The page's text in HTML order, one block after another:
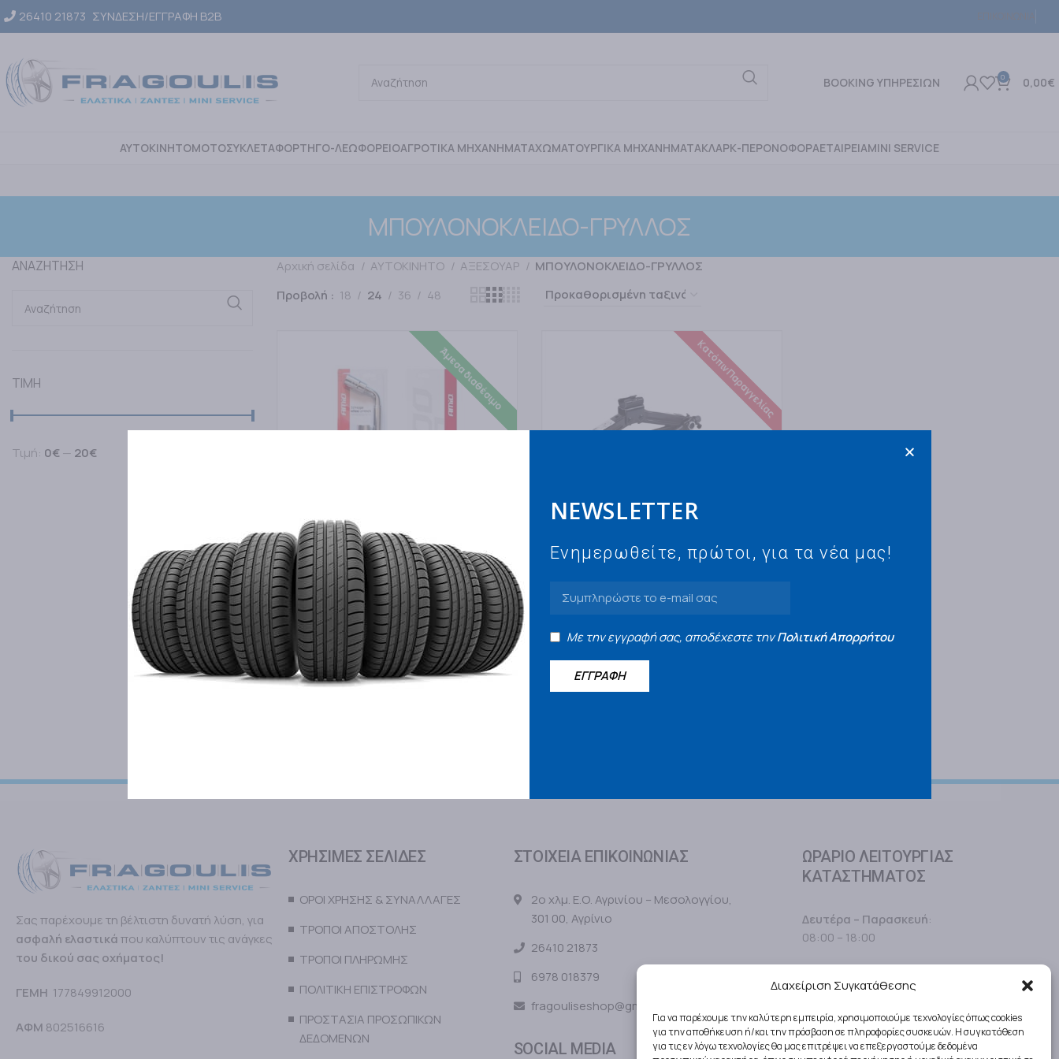
Διαχείριση Συγκατάθεσης
Για να παρέχουμε την καλύτερη εμπειρία, χρησιμοποιούμε τεχνολογίες όπως cookies
για την αποθήκευση ή/και την πρόσβαση σε πληροφορίες συσκευών. Η συγκατάθεση
για τις εν λόγω τεχνολογίες θα μας επιτρέψει να επεξεργαστούμε δεδομένα
26410 21873 ΣΥΝΔΕΣΗ/ΕΓΓΡΑΦΗ Β2Β
BOOKING ΥΠΗΡΕΣΙΩΝ 0 0,00€
ΑΥΤΟΚΙΝΗΤΟΜΟΤΟΣΥΚΛΕΤΑΦΟΡΤΗΓΟ-ΛΕΩΦΟΡΕΙΟΑΓΡΟΤΙΚΑ ΜΗΧΑΝΗΜΑΤΑΧΩΜΑΤΟΥΡΓΙΚΑ ΜΗΧΑΝΗΜΑΤΑΚΛΑΡΚ-ΠΕΡΟΝΟΦΟΡΑΕΤΑΙΡΕΙΑMINI SERVICE
ΜΠΟΥΛΟΝΟΚΛΕΙΔΟ-ΓΡΥΛΛΟΣ
ΑΝΑΖΗΤΗΣΗ
TIMH
Τιμή: 0€ — 20€
Αρχική σελίδα ΑΥΤΟΚΙΝΗΤΟ ΑΞΕΣΟΥΑΡ
ΜΠΟΥΛΟΝΟΚΛΕΙΔΟ-ΓΡΥΛΛΟΣ
Προβολή
18 24 36 48
Άμεσα διαθέσιμο
AMIO
ΜΠΟΥΛΟΝΟΚΛΕΙΔΟ ΤΗΛΕΣΚΟΠΙΚΟ ΑΜΙΟ (17-
19-21-23) 34CM-55CM
ΜΠΟΥΛΟΝΟΚΛΕΙΔΟ-ΓΡΥΛΛΟΣ
15,00 €
Κατόπιν Παραγγελίας
ΓΡΥΛΛΟΣ ΜΗΧΑΝΙΚΟΣ 1500KG ΑΝΥΨΩΣΗ
ΜΠΟΥΛΟΝΟΚΛΕΙΔΟ-ΓΡΥΛΛΟΣ
0,00€
Σας παρέχουμε τη βέλτιστη δυνατή λύση, για
ασφαλή ελαστικάπου καλύπτουν τις ανάγκες
του δικού σας οχήματος!
ΓΕΜΗ 177849912000
ΑΦΜ 802516616
ΧΡΗΣΙΜΕΣ ΣΕΛΙΔΕΣ
ΟΡΟΙ ΧΡΗΣΗΣ & ΣΥΝΑΛΛΑΓΕΣ
ΤΡΟΠΟΙ ΑΠΟΣΤΟΛΗΣ
ΤΡΟΠΟΙ ΠΛΗΡΩΜΗΣ
ΠΟΛΙΤΙΚΗ ΕΠΙΣΤΡΟΦΩΝ
ΠΡΟΣΤΑΣΙΑ ΠΡΟΣΩΠΙΚΩΝ
ΔΕΔΟΜΕΝΩΝ
ΣΤΟΙΧΕΙΑ ΕΠΙΚΟΙΝΩΝΙΑΣ
2ο χλμ. Ε.Ο. Αγρινίου – Μεσολογγίου,
301 00, Αγρίνιο
26410 21873
6978 018379
fragouliseshop@gmail.com
SOCIAL MEDIA
ΩΡΑΡΙΟ ΛΕΙΤΟΥΡΓΙΑΣ
ΚΑΤΑΣΤΗΜΑΤΟΣ
Δευτέρα – Παρασκευή:
08:00 – 18:00
08:00 – 15:30
Κυριακές: Κλειστά
NEWSLETTER
Ενημερωθείτε, πρώτοι, για τα νέα μας!
Με την εγγραφή σας, αποδέχεστε τηνΠολιτική Απορρήτου
ΕΓΓΡΑΦΗ